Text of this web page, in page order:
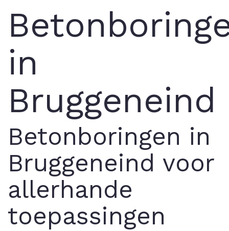
in
Bruggeneind
Betonboringen in
Bruggeneind voor
allerhande
toepassingen